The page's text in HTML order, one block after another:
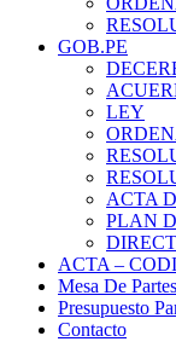
GOB.PE
LEY
ACTA
PLAN
ACTA –
Mesa De Partes
Presupuesto
Contacto